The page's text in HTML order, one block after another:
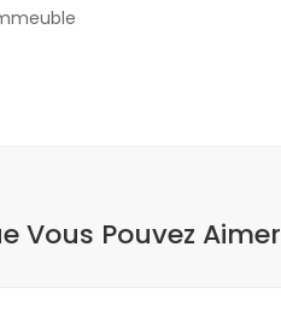
Vous Pouvez Aimer